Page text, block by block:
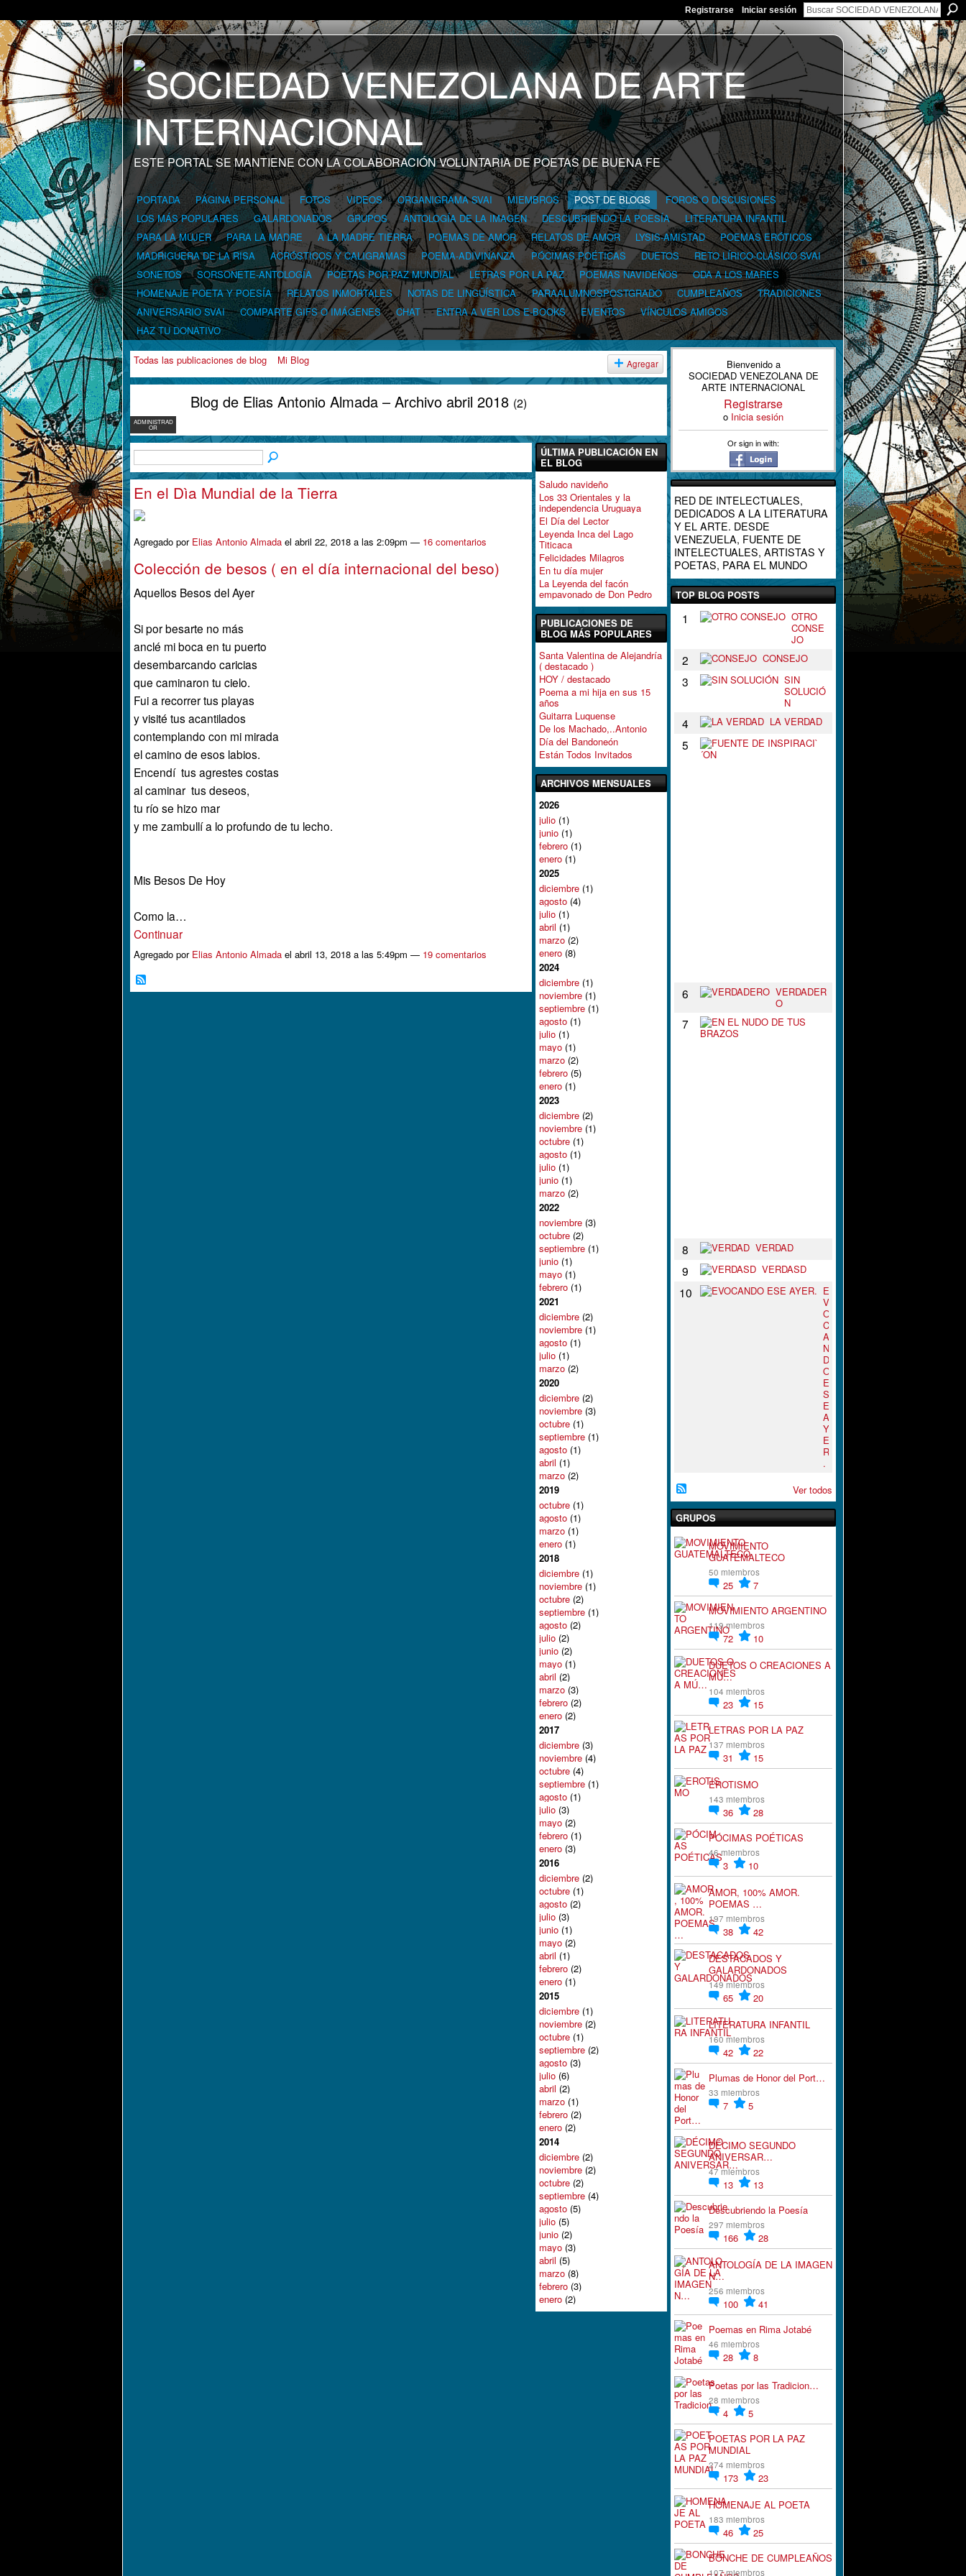
Registrarse Iniciar sesión
ESTE PORTAL SE MANTIENE CON LA COLABORACIÓN VOLUNTARIA DE POETAS DE BUENA FE
PORTADA PÁGINA PERSONAL FOTOS VIDEOS ORGANIGRAMA SVAI MIEMBROS POST DE BLOGS
FOROS O DISCUSIONES
LOS MÁS POPULARES
GALARDONADOS GRUPOS ANTOLOGÍA DE LA IMAGEN DESCUBRIENDO LA POESÍA
LITERATURA INFANTIL
PARA LA MUJER
PARA LA MADRE A LA MADRE TIERRA POEMAS DE AMOR RELATOS DE AMOR LYSIS-AMISTAD
POEMAS ERÓTICOS
MADRIGUERA DE LA RISA
ACRÓSTICOS Y CALIGRAMAS POEMA-ADIVINANZA PÓCIMAS POÉTICAS DUETOS
RETO LÍRICO-CLÁSICO SVAI
SONETOS
SORSONETE-ANTOLOGÍA POETAS POR PAZ MUNDIAL LETRAS POR LA PAZ POEMAS NAVIDEÑOS
ODA A LOS MARES
HOMENAJE POETA Y POESÍA
RELATOS INMORTALES NOTAS DE LINGÜÍSTICA PARAALUMNOSPOSTGRADO CUMPLEAÑOS
TRADICIONES
ANIVERSARIO SVAI
COMPARTE GIFS O IMÁGENES CHAT ENTRA A VER LOS E-BOOKS EVENTOS
VÍNCULOS AMIGOS
HAZ TU DONATIVO
Todas las publicaciones de blog Mi Blog Agregar
ADMINISTRAD
OR
Blog de Elias Antonio Almada – Archivo abril 2018 (2)
En el Dìa Mundial de la Tierra
Agregado por Elias Antonio Almada el abril 22, 2018 a las 2:09pm — 16 comentarios
Colección de besos ( en el día internacional del beso)
Aquellos Besos del Ayer
Si por besarte no más
anclé mi boca en tu puerto
desembarcando caricias
que caminaron tu cielo.
Fui a recorrer tus playas
y visité tus acantilados
contemplando con mi mirada
el camino de esos labios.
Encendí tus agrestes costas
al caminar tus deseos,
tu río se hizo mar
y me zambullí a lo profundo de tu lecho.
Mis Besos De Hoy
Como la…
Continuar
Agregado por Elias Antonio Almada el abril 13, 2018 a las 5:49pm — 19 comentarios
ÚLTIMA PUBLICACIÓN EN
EL BLOG
Saludo navideño
Los 33 Orientales y la
independencia Uruguaya
El Día del Lector
Leyenda Inca del Lago
Titicaca
Felicidades Milagros
En tu día mujer
La Leyenda del facón
empavonado de Don Pedro
PUBLICACIONES DE
BLOG MÁS POPULARES
Santa Valentina de Alejandría
( destacado )
HOY / destacado
Poema a mi hija en sus 15
años
Guitarra Luquense
De los Machado,..Antonio
Día del Bandoneón
Están Todos Invitados
ARCHIVOS MENSUALES
2026
julio (1)
junio (1)
febrero (1)
enero (1)
2025
diciembre (1)
agosto (4)
julio (1)
abril (1)
marzo (2)
enero (8)
2024
diciembre (1)
noviembre (1)
septiembre (1)
agosto (1)
julio (1)
mayo (1)
marzo (2)
febrero (5)
enero (1)
2023
diciembre (2)
noviembre (1)
octubre (1)
agosto (1)
julio (1)
junio (1)
marzo (2)
2022
noviembre (3)
octubre (2)
septiembre (1)
junio (1)
mayo (1)
febrero (1)
2021
diciembre (2)
noviembre (1)
agosto (1)
julio (1)
marzo (2)
2020
diciembre (2)
noviembre (3)
octubre (1)
septiembre (1)
agosto (1)
abril (1)
marzo (2)
2019
octubre (1)
agosto (1)
marzo (1)
enero (1)
2018
diciembre (1)
noviembre (1)
octubre (2)
septiembre (1)
agosto (2)
julio (2)
junio (2)
mayo (1)
abril (2)
marzo (3)
febrero (2)
enero (2)
2017
diciembre (3)
noviembre (4)
octubre (4)
septiembre (1)
agosto (1)
julio (3)
mayo (2)
febrero (1)
enero (3)
2016
diciembre (2)
octubre (1)
agosto (2)
julio (3)
junio (1)
mayo (2)
abril (1)
febrero (2)
enero (1)
2015
diciembre (1)
noviembre (2)
octubre (1)
septiembre (2)
agosto (3)
julio (6)
abril (2)
marzo (1)
febrero (2)
enero (2)
2014
diciembre (2)
noviembre (2)
octubre (2)
septiembre (4)
agosto (5)
julio (5)
junio (2)
mayo (3)
abril (5)
marzo (8)
febrero (3)
enero (2)
Bienvenido a
SOCIEDAD VENEZOLANA DE
ARTE INTERNACIONAL
Registrarse
o Inicia sesión
Or sign in with:
RED DE INTELECTUALES,
DEDICADOS A LA LITERATURA
Y EL ARTE. DESDE
VENEZUELA, FUENTE DE
INTELECTUALES, ARTISTAS Y
POETAS, PARA EL MUNDO
TOP BLOG POSTS
1
OTRO
CONSE
JO
2 CONSEJO
3
SIN
SOLUCIÓ
N
4 LA VERDAD
5
6
VERDADER
O
7
8 VERDAD
9 VERDASD
10
E
V
O
C
A
N
D
O
E
S
E
A
Y
E
R
.
Ver todos
GRUPOS
MOVIMIENTO
GUATEMALTECO
50 miembros
25
7
MOVIMIENTO ARGENTINO
119 miembros
72
10
DUETOS O CREACIONES A
MÚ…
104 miembros
23
15
LETRAS POR LA PAZ
137 miembros
31
15
EROTISMO
143 miembros
36
28
PÓCIMAS POÉTICAS
46 miembros
3
10
AMOR, 100% AMOR.
POEMAS …
197 miembros
38
42
DESTACADOS Y
GALARDONADOS
149 miembros
65
20
LITERATURA INFANTIL
160 miembros
42
22
Plumas de Honor del Port…
33 miembros
7 5
DÉCIMO SEGUNDO
ANIVERSAR…
47 miembros
13
13
Descubriendo la Poesía
297 miembros
166
28
ANTOLOGÍA DE LA IMAGEN
N…
256 miembros
100
41
Poemas en Rima Jotabé
46 miembros
28 8
Poetas por las Tradicion…
28 miembros
4
5
POETAS POR LA PAZ
MUNDIAL
274 miembros
173
23
HOMENAJE AL POETA
183 miembros
46
25
BONCHE DE CUMPLEAÑOS
107 miembros